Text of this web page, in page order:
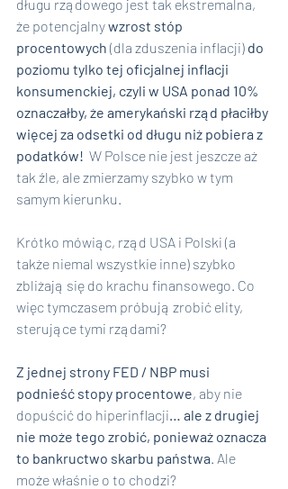
długu rządowego jest tak ekstremalna,
że​​ potencjalny wzrost stóp
procentowych (dla zduszenia inflacji) do
poziomu tylko tej oficjalnej inflacji
konsumenckiej, czyli w USA ponad 10%
oznaczałby, że amerykański rząd płaciłby
więcej za odsetki od długu niż pobiera z
podatków! W Polsce nie jest jeszcze aż
tak źle, ale zmierzamy szybko w tym
samym kierunku.
Krótko mówiąc, rząd USA i Polski (a
także niemal wszystkie inne) szybko
zbliżają się do krachu finansowego. Co
więc tymczasem próbują zrobić elity,
sterujące tymi rządami?
Z jednej strony FED / NBP musi
podnieść stopy procentowe, aby nie
dopuścić do hiperinflacji… ale z drugiej
nie może tego zrobić, ponieważ oznacza
to bankructwo skarbu państwa. Ale
może właśnie o to chodzi?